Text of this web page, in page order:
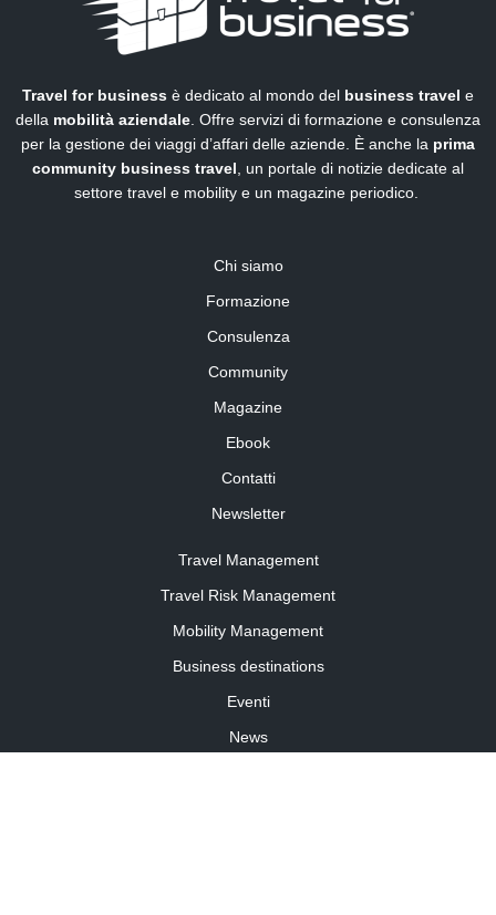
Travel for business è dedicato al mondo del business travel e
della mobilità aziendale . Offre servizi di formazione e consulenza
per la gestione dei viaggi d’affari delle aziende. È anche la prima
community business travel , un portale di notizie dedicate al
settore travel e mobility e un magazine periodico.
Chi siamo
Formazione
Consulenza
Community
Magazine
Ebook
Contatti
Newsletter
Travel Management
Travel Risk Management
Mobility Management
Business destinations
Eventi
News